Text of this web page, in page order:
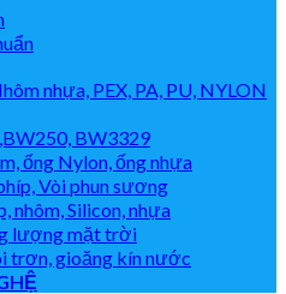
nhựa, PEX, PA, PU, NYLON
BW3329
ống Nylon, ống nhựa
Vòi phun sương
nhôm, Silicon, nhựa
lượng mặt trời
trơn, gioăng kín nước